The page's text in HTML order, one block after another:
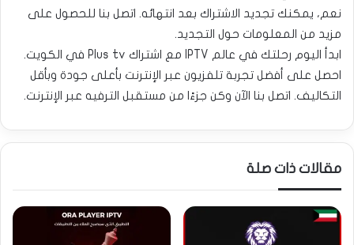
نعم، يمكنك تجديد الاشتراك بعد انتهائه. اتصل بنا للحصول على
مزيد من المعلومات حول التجديد.
ابدأ اليوم رحلتك في عالم IPTV مع اشتراك Plus tv في الكويت.
احصل على أفضل تجربة تلفزيون عبر الإنترنت بأعلى جودة وبأقل
التكاليف. اتصل بنا الآن وكن جزءًا من مستقبل الترفيه عبر الإنترنت.
مقالات ذات صلة